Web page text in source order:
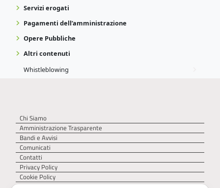
Servizi erogati
Pagamenti dell’amministrazione
Opere Pubbliche
Altri contenuti
Whistleblowing
Chi Siamo
Amministrazione Trasparente
Bandi e Avvisi
Comunicati
Contatti
Privacy Policy
Cookie Policy